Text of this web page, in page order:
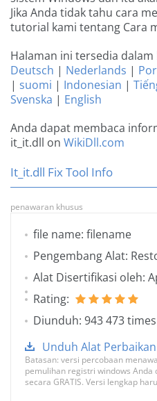
Jika Anda tidak tahu cara
tutorial kami tentang Cara
Halaman ini tersedia dalam
Deutsch | Nederlands |
| suomi | Indonesian |
Svenska | English
Anda dapat membaca
it_it.dll on WikiDll.com
It_it.dll Fix Tool Info
penawaran khusus
file name: filename
Pengembang Alat:
Alat Disertifikasi oleh:
Rating:
Diunduh: 943 473 times
Unduh Alat
Batasan: versi percobaan
pemulihan registri windows
secara GRATIS. Versi lengkap